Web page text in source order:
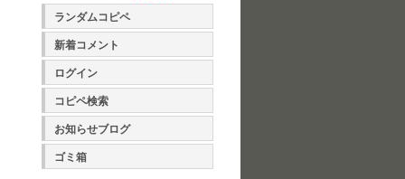
ランダムコピペ
新着コメント
ログイン
コピペ検索
お知らせブログ
ゴミ箱